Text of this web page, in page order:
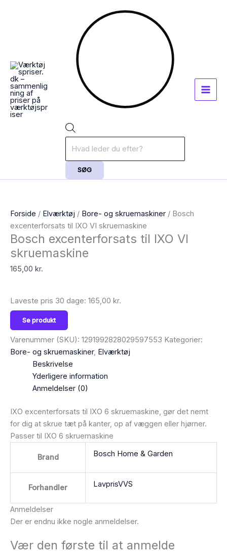
SØG
Forside / Elværktøj / Bore- og skruemaskiner / Bosch
excenterforsats til IXO VI skruemaskine
Bosch excenterforsats til IXO VI
skruemaskine
165,00 kr.
Laveste pris 30 dage: 165,00 kr.
Se produkt
Varenummer (SKU): 1291992828029597553 Kategorier:
Bore- og skruemaskiner, Elværktøj
Beskrivelse
Yderligere information
Anmeldelser (0)
IXO excenterforsats til IXO 6 skruemaskine, gør det nemt
for dig at skrue tæt på kanter, op af væggen eller hjørner.
Passer til IXO 6 skruemaskine
Brand Bosch Home & Garden
Forhandler LavprisVVS
Anmeldelser
Der er endnu ikke nogle anmeldelser.
Vær den første til at anmelde